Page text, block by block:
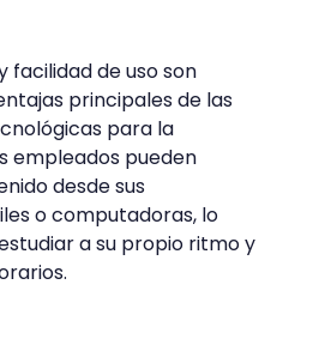
facilidad de uso son
principales de las
para la
empleados pueden
desde sus
o computadoras, lo
a su propio ritmo y